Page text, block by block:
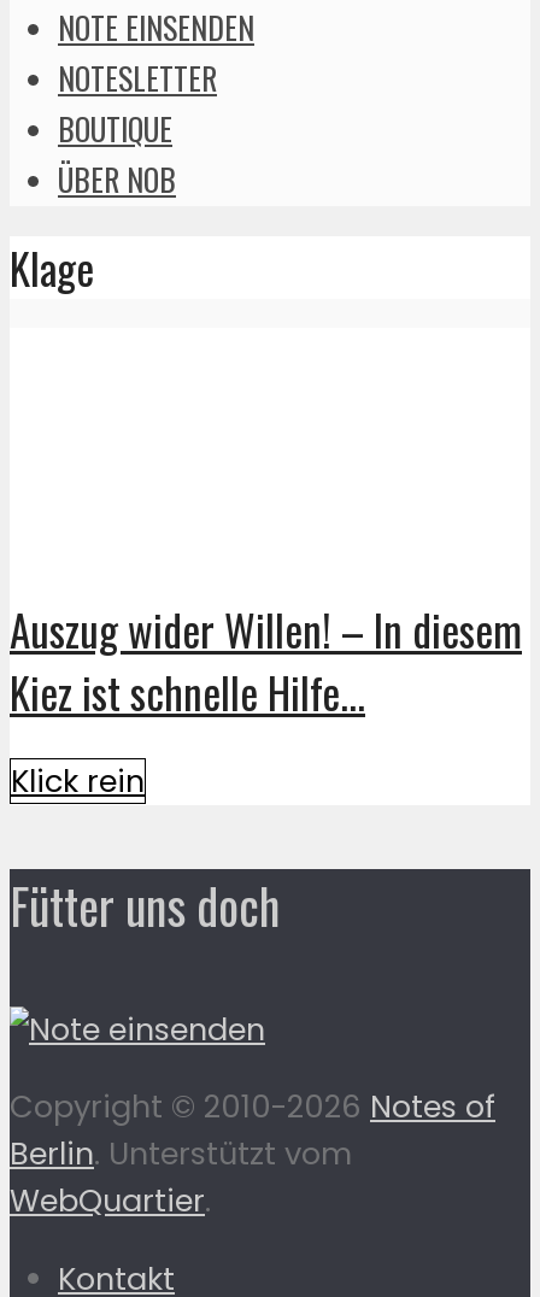
NOTE EINSENDEN
NOTESLETTER
BOUTIQUE
ÜBER NOB
Klage
Auszug wider Willen! – In diesem
Kiez ist schnelle Hilfe...
Klick rein
Fütter uns doch
Copyright © 2010-2026 Notes of
Berlin. Unterstützt vom
WebQuartier.
Kontakt